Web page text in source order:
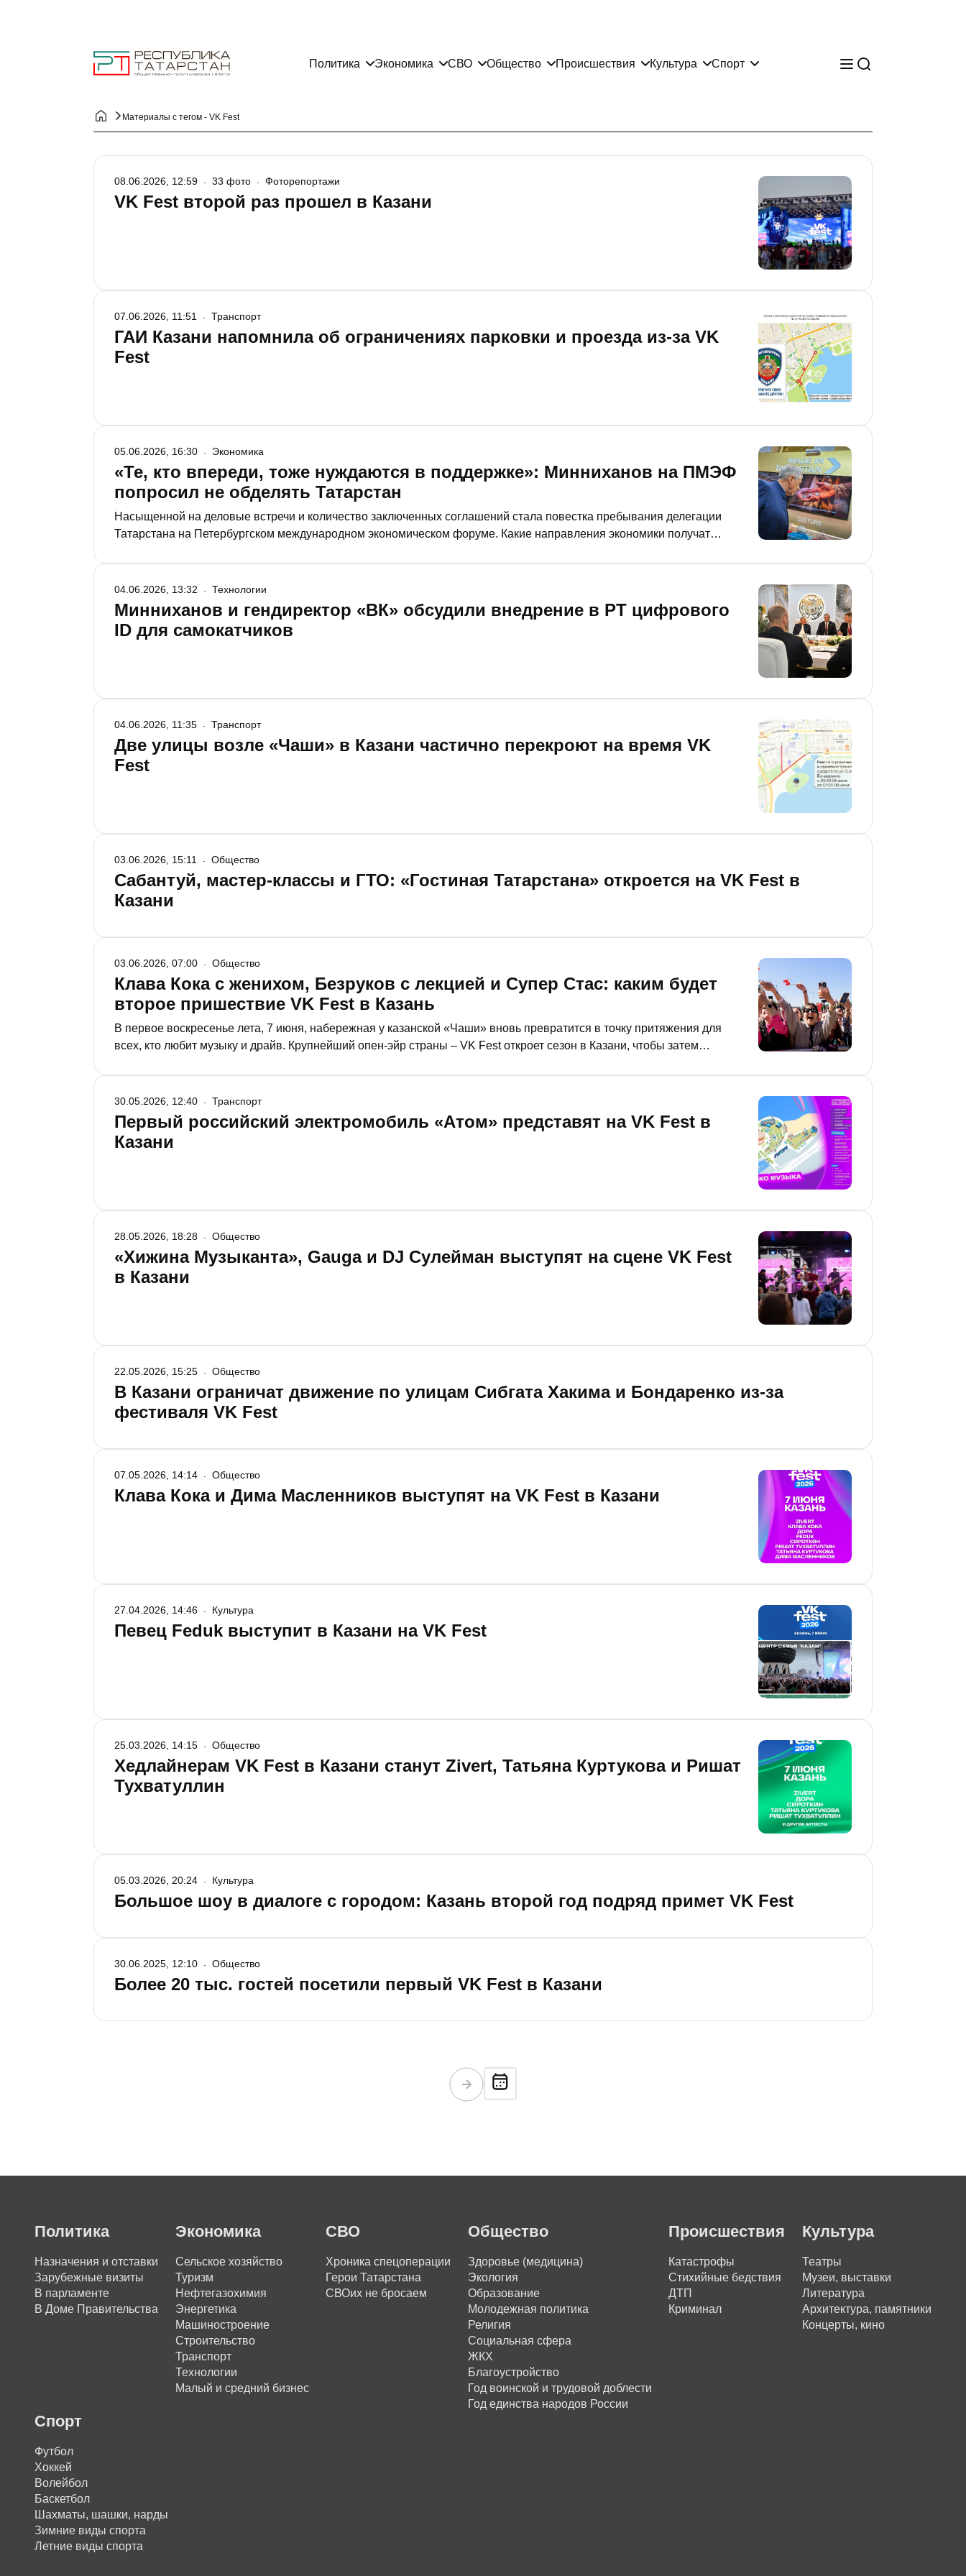
Политика Экономика СВО Общество Происшествия Культура Спорт
Материалы с тегом - VK Fest
VK Fest второй раз прошел в Казани
08.06.2026, 12:59 33 фото Фоторепортажи
ГАИ Казани напомнила об ограничениях парковки и проезда из-за VK
Fest
07.06.2026, 11:51 Транспорт
«Те, кто впереди, тоже нуждаются в поддержке»: Минниханов на ПМЭФ
попросил не обделять Татарстан
Насыщенной на деловые встречи и количество заключенных соглашений стала повестка пребывания делегации
Татарстана на Петербургском международном экономическом форуме. Какие направления экономики получат
05.06.2026, 16:30 Экономика
Минниханов и гендиректор «ВК» обсудили внедрение в РТ цифрового
ID для самокатчиков
04.06.2026, 13:32 Технологии
Две улицы возле «Чаши» в Казани частично перекроют на время VK
Fest
04.06.2026, 11:35 Транспорт
Сабантуй, мастер-классы и ГТО: «Гостиная Татарстана» откроется на VK Fest в
Казани
03.06.2026, 15:11 Общество
Клава Кока с женихом, Безруков с лекцией и Супер Стас: каким будет
второе пришествие VK Fest в Казань
В первое воскресенье лета, 7 июня, набережная у казанской «Чаши» вновь превратится в точку притяжения для
всех, кто любит музыку и драйв. Крупнейший опен-эйр страны – VK Fest откроет сезон в Казани, чтобы затем
нынешнего фестиваля.
03.06.2026, 07:00 Общество
Первый российский электромобиль «Атом» представят на VK Fest в
Казани
30.05.2026, 12:40 Транспорт
«Хижина Музыканта», Gaugа и DJ Сулейман выступят на сцене VK Fest
в Казани
28.05.2026, 18:28 Общество
В Казани ограничат движение по улицам Сибгата Хакима и Бондаренко из-за
фестиваля VK Fest
22.05.2026, 15:25 Общество
Клава Кока и Дима Масленников выступят на VK Fest в Казани
07.05.2026, 14:14 Общество
Певец Feduk выступит в Казани на VK Fest
27.04.2026, 14:46 Культура
Хедлайнерам VK Fest в Казани станут Zivert, Татьяна Куртукова и Ришат
Тухватуллин
25.03.2026, 14:15 Общество
Большое шоу в диалоге с городом: Казань второй год подряд примет VK Fest
05.03.2026, 20:24 Культура
Более 20 тыс. гостей посетили первый VK Fest в Казани
30.06.2025, 12:10 Общество
Политика
Назначения и отставки
Зарубежные визиты
В парламенте
В Доме Правительства
Экономика
Сельское хозяйство
Туризм
Нефтегазохимия
Энергетика
Машиностроение
Строительство
Транспорт
Технологии
Малый и средний бизнес
СВО
Хроника спецоперации
Герои Татарстана
СВОих не бросаем
Общество
Здоровье (медицина)
Экология
Образование
Молодежная политика
Религия
Социальная сфера
ЖКХ
Благоустройство
Год воинской и трудовой доблести
Год единства народов России
Происшествия
Катастрофы
Стихийные бедствия
ДТП
Криминал
Культура
Театры
Музеи, выставки
Литература
Архитектура, памятники
Концерты, кино
Спорт
Футбол
Хоккей
Волейбол
Баскетбол
Шахматы, шашки, нарды
Зимние виды спорта
Летние виды спорта